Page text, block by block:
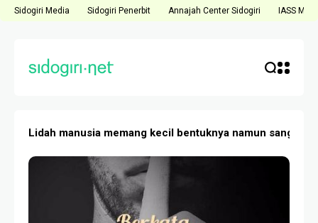
Sidogiri Media Sidogiri Penerbit Annajah Center Sidogiri IASS
Lidah manusia memang kecil bentuknya namun sangat